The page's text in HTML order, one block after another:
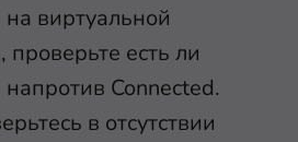
виртуальной
есть ли
напротив Connected.
в отсутствии